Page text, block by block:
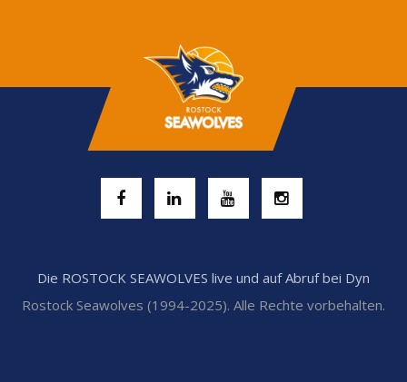
Die ROSTOCK SEAWOLVES live und auf Abruf bei Dyn
Rostock Seawolves (1994-2025). Alle Rechte vorbehalten.